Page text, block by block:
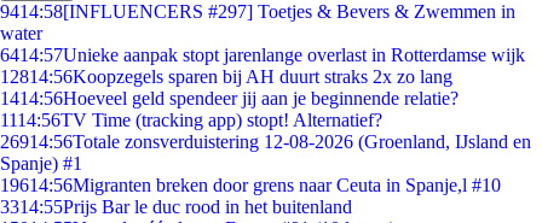
9414:58[INFLUENCERS #297] Toetjes & Bevers & Zwemmen in
water
6414:57Unieke aanpak stopt jarenlange overlast in Rotterdamse wijk
12814:56Koopzegels sparen bij AH duurt straks 2x zo lang
1414:56Hoeveel geld spendeer jij aan je beginnende relatie?
1114:56TV Time (tracking app) stopt! Alternatief?
26914:56Totale zonsverduistering 12-08-2026 (Groenland, IJsland en
Spanje) #1
19614:56Migranten breken door grens naar Ceuta in Spanje,l #10
3314:55Prijs Bar le duc rood in het buitenland